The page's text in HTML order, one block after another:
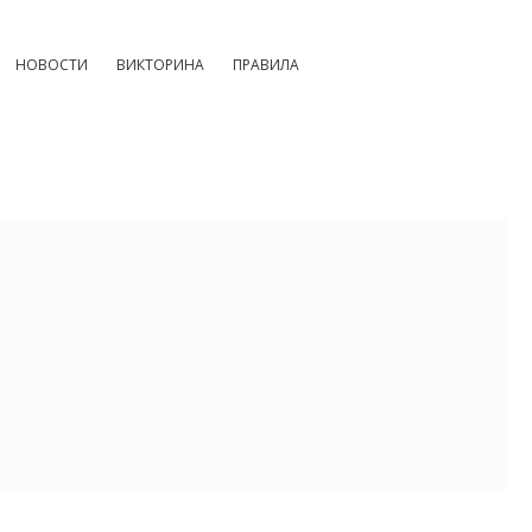
НОВОСТИ ВИКТОРИНА ПРАВИЛА